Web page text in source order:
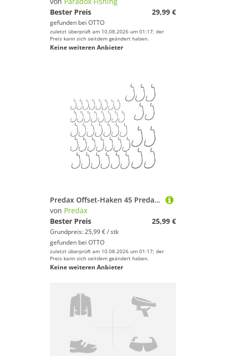
Bester Preis
29,99 €
gefunden bei OTTO
zuletzt überprüft am 10.08.2026 um 01:17; der
Preis kann sich seitdem geändert haben.
Keine weiteren Anbieter
Predax Offset-Haken 45 Predax Wide Gap Offset Angelhaken - Raubfischhaken Set
von Predax
Bester Preis
25,99 €
Grundpreis: 25,99 € / stk
gefunden bei OTTO
zuletzt überprüft am 10.08.2026 um 01:17; der
Preis kann sich seitdem geändert haben.
Keine weiteren Anbieter